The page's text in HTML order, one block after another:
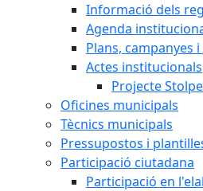
Informació dels
Agenda
Plans, campanyes
Actes institucionals
Projecte
Oficines municipals
Tècnics municipals
Pressupostos i
Participació ciutadana
Participació en